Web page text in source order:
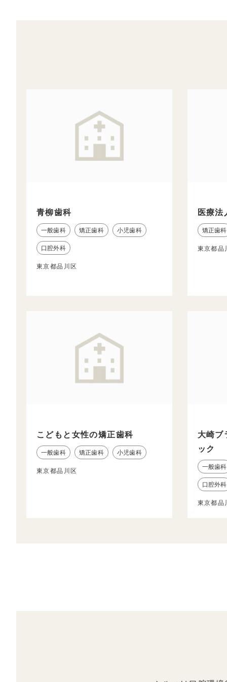
青柳歯科
一般歯科 矯正歯科 小児歯科
口腔外科
東京都品川区
医療法
矯正歯科
東京都品
こどもと女性の矯正歯科
一般歯科 矯正歯科 小児歯科
東京都品川区
大崎ブ
ック
一般歯科
口腔外科
東京都品